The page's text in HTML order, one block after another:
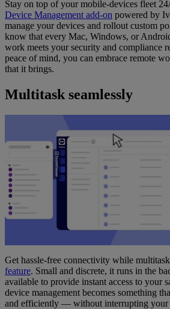
Stay on top of your mobile-devices fleet
Device Management add-on powered by
manage your devices and rollout custom
know that every Mac, Windows, or
work meets your security and compliance
peace of mind, you can embrace remote
that it brings.
Multitask seamlessly
Get hassle-free connectivity while
feature. Small and discrete, it runs in the
available to provide instant access to your
device management becomes something
and efficiently — without interrupting